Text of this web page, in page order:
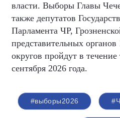
власти. Выборы Главы
также депутатов
Парламента ЧР,
представительных
округов пройдут в
сентября 2026 года.
#выборы2026